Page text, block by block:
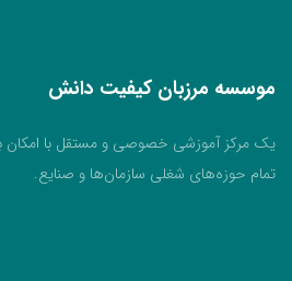
موسسه مرزبان کیفیت دانش
یک مرکز آموزشی خصوصی و مستقل با امکان
تمام حوزه‌های شغلی سازمان‌ها و صنایع.